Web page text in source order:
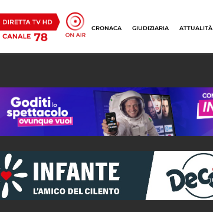
CRONACA GIUDIZIARIA ATTUALITÀ